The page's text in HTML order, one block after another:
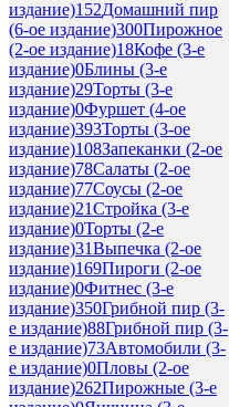
издание)152Домашний пир
(6-ое издание)300Пирожное
(2-ое издание)18Кофе (3-е
издание)0Блины (3-е
издание)29Торты (3-е
издание)0Фуршет (4-ое
издание)393Торты (3-ое
издание)108Запеканки (2-ое
издание)78Салаты (2-ое
издание)77Соусы (2-ое
издание)21Стройка (3-е
издание)0Торты (2-е
издание)31Выпечка (2-ое
издание)169Пироги (2-ое
издание)0Фитнес (3-е
издание)350Грибной пир (3-
е издание)88Грибной пир (3-
е издание)73Автомобили (3-
е издание)0Пловы (2-ое
издание)262Пирожные (3-е